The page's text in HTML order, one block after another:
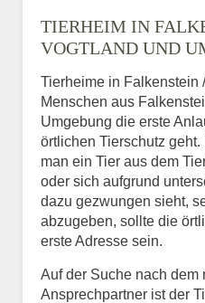
TIERHEIM IN
VOGTLAND UND
Tierheime in Falkenstein
Menschen aus
Umgebung die erste
örtlichen Tierschutz
man ein Tier aus dem
oder sich aufgrund
dazu gezwungen sieht,
abzugeben, sollte die
erste Adresse sein.
Auf der Suche nach dem
Ansprechpartner ist der